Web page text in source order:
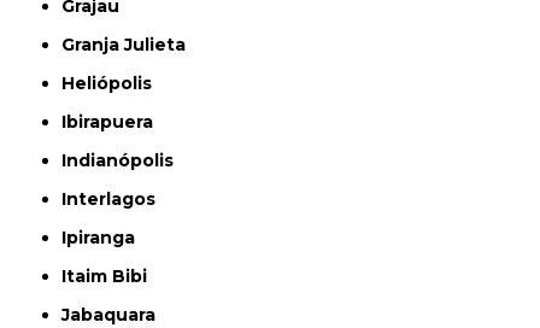
Grajau
Granja Julieta
Heliópolis
Ibirapuera
Indianópolis
Interlagos
Ipiranga
Itaim Bibi
Jabaquara